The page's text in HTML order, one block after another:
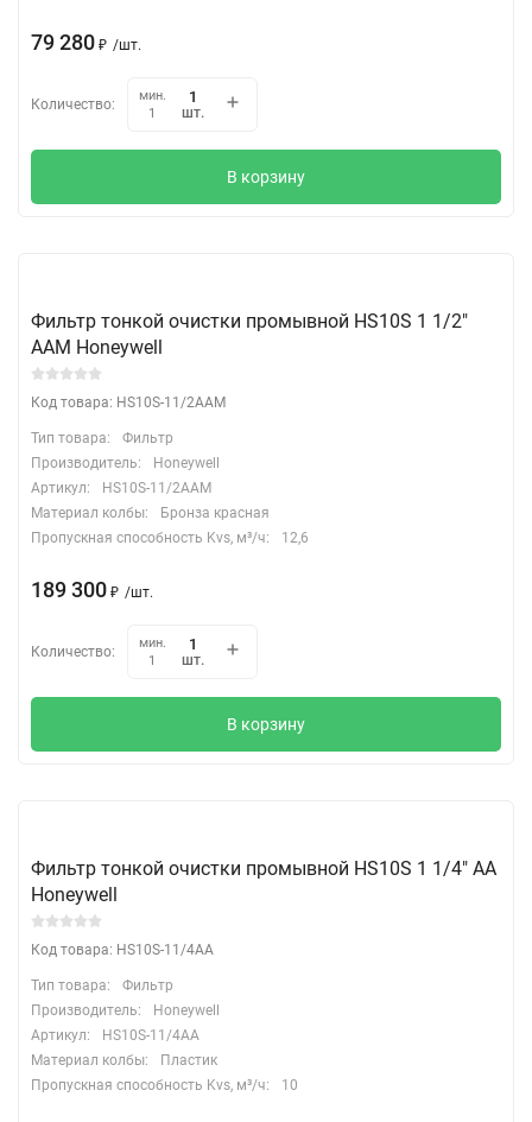
79 280 ₽ /шт.
Количество:
мин.
1
шт.
В корзину
Фильтр тонкой очистки промывной HS10S 1 1/2"
ААМ Honeywell
Код товара: HS10S-11/2AAM
Тип товара:
Фильтр
Производитель:
Honeywell
Артикул:
HS10S-11/2AAM
Материал колбы:
Бронза красная
Пропускная способность Kvs, м³/ч:
12,6
189 300 ₽ /шт.
Количество:
мин.
1
шт.
В корзину
Фильтр тонкой очистки промывной HS10S 1 1/4" АА
Honeywell
Код товара: HS10S-11/4AA
Тип товара:
Фильтр
Производитель:
Honeywell
Артикул:
HS10S-11/4AA
Материал колбы:
Пластик
Пропускная способность Kvs, м³/ч:
10